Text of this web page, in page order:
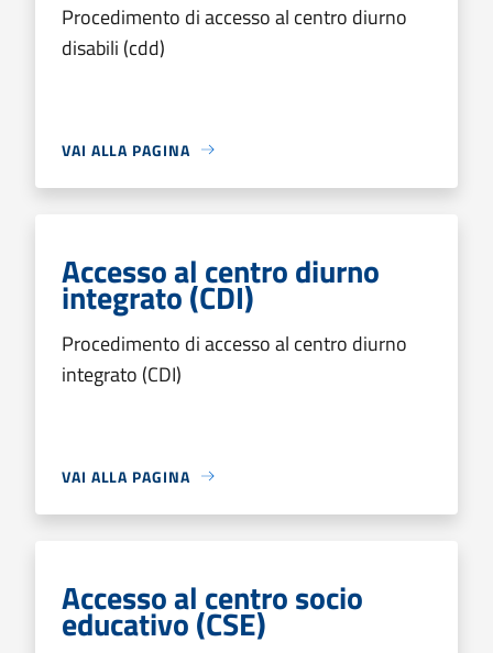
Procedimento di accesso al centro diurno
disabili (cdd)
VAI ALLA PAGINA
Accesso al centro diurno
integrato (CDI)
Procedimento di accesso al centro diurno
integrato (CDI)
VAI ALLA PAGINA
Accesso al centro socio
educativo (CSE)